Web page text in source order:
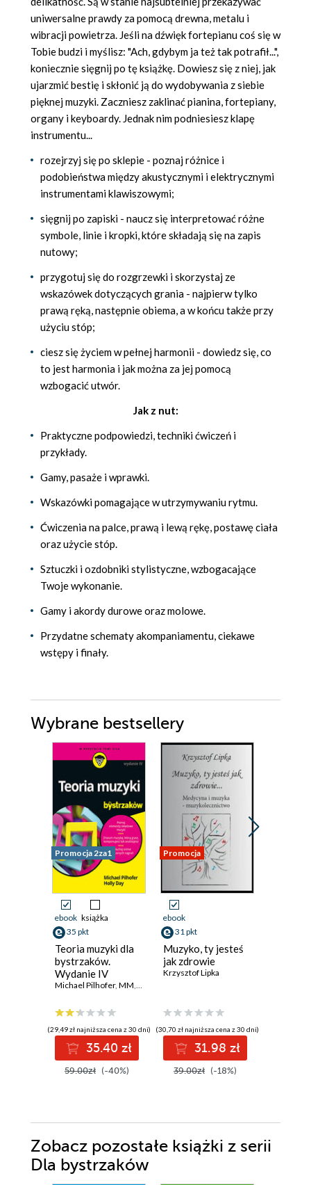
uniwersalne prawdy za pomocą drewna, metalu i
wibracji powietrza. Jeśli na dźwięk fortepianu coś się w
Tobie budzi i myślisz: "Ach, gdybym ja też tak potrafił...",
koniecznie sięgnij po tę książkę. Dowiesz się z niej, jak
ujarzmić bestię i skłonić ją do wydobywania z siebie
pięknej muzyki. Zaczniesz zaklinać pianina, fortepiany,
organy i keyboardy. Jednak nim podniesiesz klapę
instrumentu...
rozejrzyj się po sklepie - poznaj różnice i
podobieństwa między akustycznymi i elektrycznymi
instrumentami klawiszowymi;
sięgnij po zapiski - naucz się interpretować różne
symbole, linie i kropki, które składają się na zapis
nutowy;
przygotuj się do rozgrzewki i skorzystaj ze
wskazówek dotyczących grania - najpierw tylko
prawą ręką, następnie obiema, a w końcu także przy
użyciu stóp;
ciesz się życiem w pełnej harmonii - dowiedz się, co
to jest harmonia i jak można za jej pomocą
wzbogacić utwór.
Jak z nut:
Praktyczne podpowiedzi, techniki ćwiczeń i
przykłady.
Gamy, pasaże i wprawki.
Wskazówki pomagające w utrzymywaniu rytmu.
Ćwiczenia na palce, prawą i lewą rękę, postawę ciała
oraz użycie stóp.
Sztuczki i ozdobniki stylistyczne, wzbogacające
Twoje wykonanie.
Gamy i akordy durowe oraz molowe.
Przydatne schematy akompaniamentu, ciekawe
wstępy i finały.
Wybrane bestsellery
Promocja 2za1
ebook książka
35 pkt
Teoria muzyki dla
bystrzaków.
Wydanie IV
Michael Pilhofer, MM, Holly Day
(29,49 zł najniższa cena z 30 dni)
35.40 zł
59.00zł (-40%)
Promocja
ebook
31 pkt
Muzyko, ty jesteś
jak zdrowie
Krzysztof Lipka
(30,70 zł najniższa cena z 30 dni)
31.98 zł
39.00zł (-18%)
Zobacz pozostałe książki z serii
Dla bystrzaków